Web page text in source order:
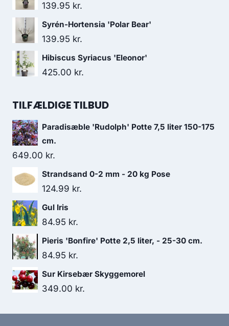
139.95 kr.
Syrén-Hortensia 'Polar Bear'
139.95 kr.
Hibiscus Syriacus 'Eleonor'
425.00 kr.
TILFÆLDIGE TILBUD
Paradisæble 'Rudolph' Potte 7,5 liter 150-175
cm.
649.00 kr.
Strandsand 0-2 mm - 20 kg Pose
124.99 kr.
Gul Iris
84.95 kr.
Pieris 'Bonfire' Potte 2,5 liter, - 25-30 cm.
84.95 kr.
Sur Kirsebær Skyggemorel
349.00 kr.